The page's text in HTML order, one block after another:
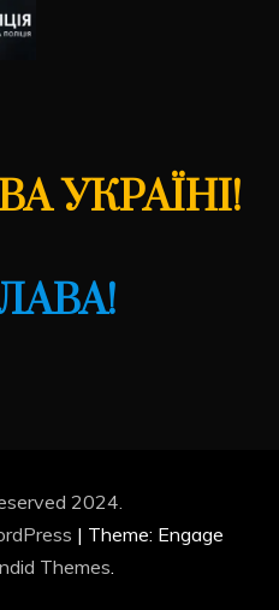
УКРАЇНІ!
2024.
| Theme: Engage
Themes